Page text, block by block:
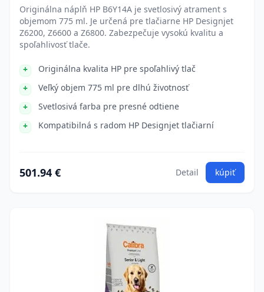
Originálna náplň HP B6Y14A je svetlosivý atrament s
objemom 775 ml. Je určená pre tlačiarne HP Designjet
Z6200, Z6600 a Z6800. Zabezpečuje vysokú kvalitu a
spoľahlivosť tlače.
Originálna kvalita HP pre spoľahlivý tlač
Veľký objem 775 ml pre dlhú životnosť
Svetlosivá farba pre presné odtiene
Kompatibilná s radom HP Designjet tlačiarní
501.94 € Detail kúpiť